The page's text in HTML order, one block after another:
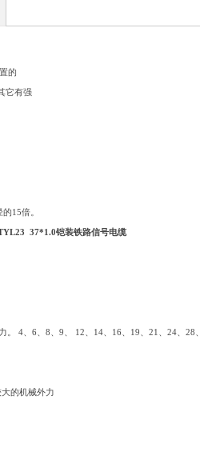
的
它有强
15倍。
37*1.0铠装铁路信号电缆
4、6、8、9、 12、14、16、19、21、24、28、
的机械外力